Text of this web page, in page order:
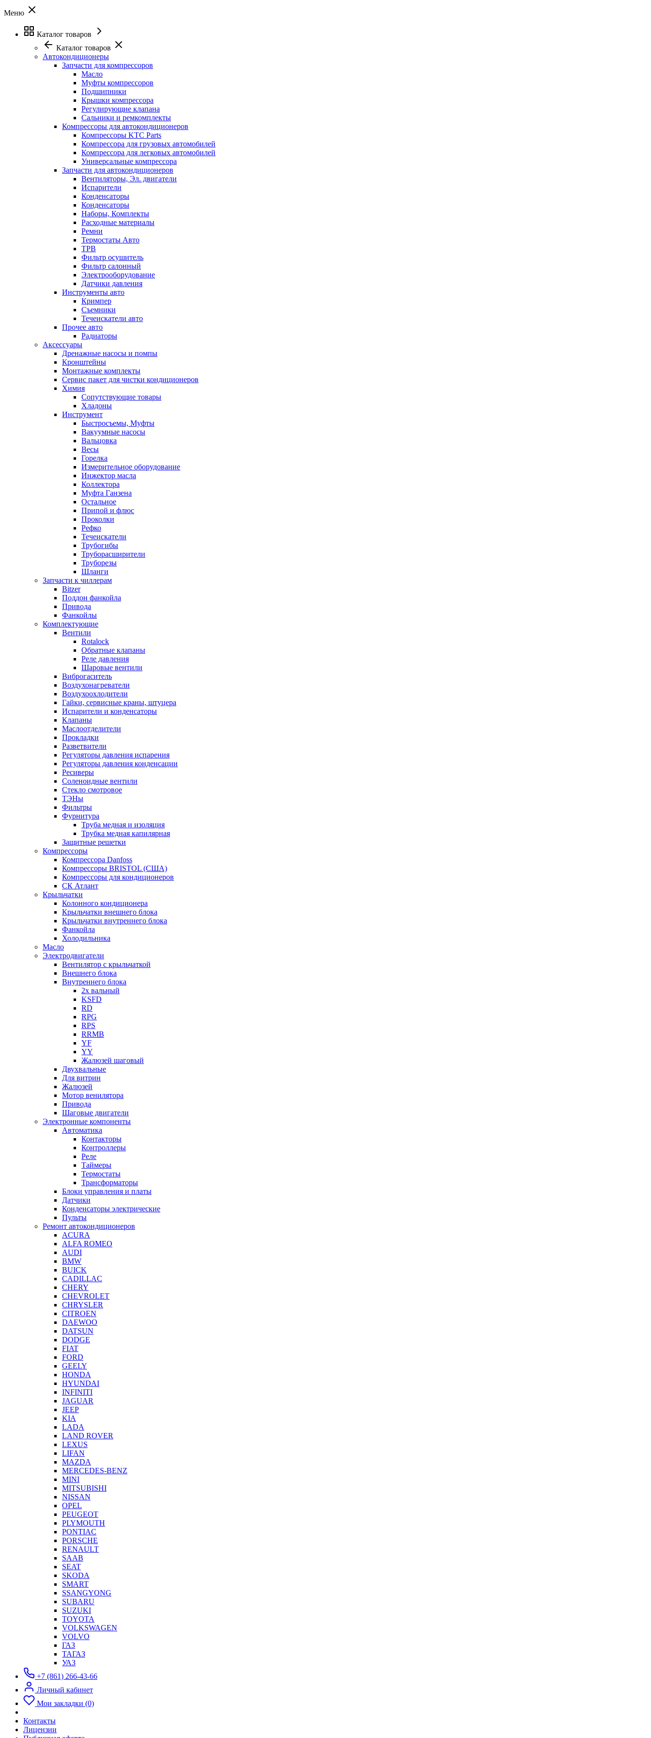
Меню
Каталог товаров
Каталог товаров
Автокондиционеры
Запчасти для компрессоров
Масло
Муфты компрессоров
Подшипники
Крышки компрессора
Регулирующие клапана
Сальники и ремкомплекты
Компрессоры для автокондиционеров
Компрессоры KTC Parts
Компрессора для грузовых автомобилей
Компрессора для легковых автомобилей
Универсальные компрессора
Запчасти для автокондиционеров
Вентиляторы, Эл. двигатели
Испарители
Конденсаторы
Конденсаторы
Наборы, Комплекты
Расходные материалы
Ремни
Термостаты Авто
ТРВ
Фильтр осушитель
Фильтр салонный
Электрооборудование
Датчики давления
Инструменты авто
Кримпер
Съемники
Течеискатели авто
Прочее авто
Радиаторы
Аксессуары
Дренажные насосы и помпы
Кронштейны
Монтажные комплекты
Сервис пакет для чистки кондиционеров
Химия
Сопутствующие товары
Хладоны
Инструмент
Быстросъемы, Муфты
Вакуумные насосы
Вальцовка
Весы
Горелка
Измерительное оборудование
Инжектор масла
Коллектора
Муфта Ганзена
Остальное
Припой и флюс
Проколки
Рефко
Течеискатели
Трубогибы
Труборасширители
Труборезы
Шланги
Запчасти к чиллерам
Bitzer
Поддон фанкойла
Привода
Фанкойлы
Комплектующие
Вентили
Rotalock
Обратные клапаны
Реле давления
Шаровые вентили
Виброгаситель
Воздухонагреватели
Воздухоохлодители
Гайки, сервисные краны, штуцера
Испарители и конденсаторы
Клапаны
Маслоотделители
Прокладки
Разветвители
Регуляторы давления испарения
Регуляторы давления конденсации
Ресиверы
Соленоидные вентили
Стекло смотровое
ТЭНы
Фильтры
Фурнитура
Труба медная и изоляция
Трубка медная капилярная
Защитные решетки
Компрессоры
Компрессора Danfoss
Компрессоры BRISTOL (США)
Компрессоры для кондиционеров
СК Атлант
Крыльчатки
Колонного кондиционера
Крыльчатки внешнего блока
Крыльчатки внутреннего блока
Фанкойла
Холодильника
Масло
Электродвигатели
Вентилятор с крыльчаткой
Внешнего блока
Внутреннего блока
2х вальный
KSFD
RD
RPG
RPS
RRMB
YF
YY
Жалюзей шаговый
Двухвальные
Для витрин
Жалюзей
Мотор венилятора
Привода
Шаговые двигатели
Электронные компоненты
Автоматика
Контакторы
Контроллеры
Реле
Таймеры
Термостаты
Трансформаторы
Блоки управления и платы
Датчики
Конденсаторы электрические
Пульты
Ремонт автокондиционеров
ACURA
ALFA ROMEO
AUDI
BMW
BUICK
CADILLAC
CHERY
CHEVROLET
CHRYSLER
CITROEN
DAEWOO
DATSUN
DODGE
FIAT
FORD
GEELY
HONDA
HYUNDAI
INFINITI
JAGUAR
JEEP
KIA
LADA
LAND ROVER
LEXUS
LIFAN
MAZDA
MERCEDES-BENZ
MINI
MITSUBISHI
NISSAN
OPEL
PEUGEOT
PLYMOUTH
PONTIAC
PORSCHE
RENAULT
SAAB
SEAT
SKODA
SMART
SSANGYONG
SUBARU
SUZUKI
TOYOTA
VOLKSWAGEN
VOLVO
ГАЗ
ТАГАЗ
УАЗ
+7 (861) 266-43-66
Личный кабинет
Мои закладки (0)
Контакты
Лицензии